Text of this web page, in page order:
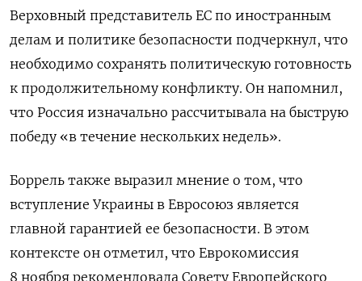
Верховный представитель ЕС по иностранным
делам и политике безопасности подчеркнул, что
необходимо сохранять политическую готовность
к продолжительному конфликту. Он напомнил,
что Россия изначально рассчитывала на быструю
победу «в течение нескольких недель».
Боррель также выразил мнение о том, что
вступление Украины в Евросоюз является
главной гарантией ее безопасности. В этом
контексте он отметил, что Еврокомиссия
8 ноября рекомендовала Совету Европейского